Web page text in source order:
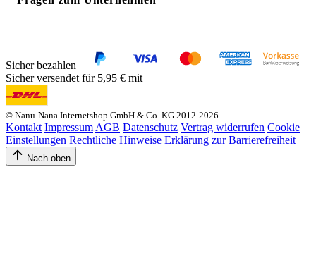
Sicher bezahlen
Sicher versendet für 5,95 € mit
© Nanu-Nana Internetshop GmbH & Co. KG 2012-2026
Kontakt Impressum AGB Datenschutz Vertrag widerrufen Cookie
Einstellungen Rechtliche Hinweise Erklärung zur Barrierefreiheit
Nach oben